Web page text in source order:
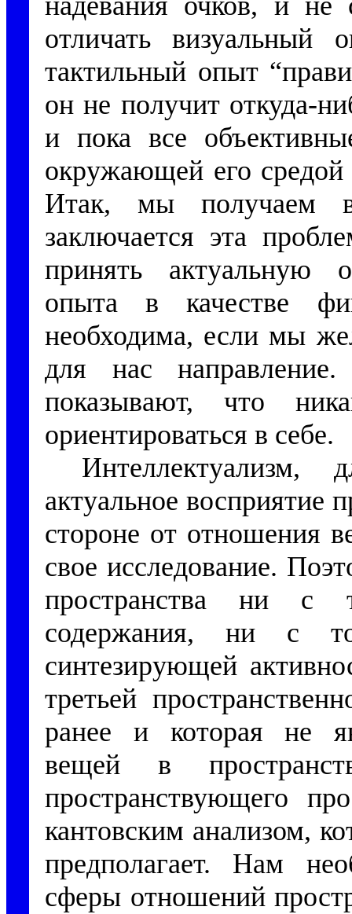
отличать визуальный
тактильный опыт
он не получит откуда-
и пока все
окружающей его средой
Итак, мы получаем
заключается эта
принять актуальную
опыта в качестве
необходима, если мы
для нас
показывают, что
ориентироваться в себе.
актуальное восприятие
стороне от отношения
свое исследование.
пространства ни с
содержания, ни с
синтезирующей
третьей
ранее и которая не
вещей в
пространствующего
кантовским анализом,
предполагает. Нам
сферы отношений